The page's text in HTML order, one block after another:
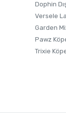
Dophin
Versele
Garden
Pawz
Trixie